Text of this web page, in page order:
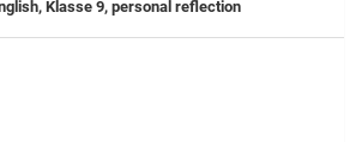
Klasse 9, personal reflection